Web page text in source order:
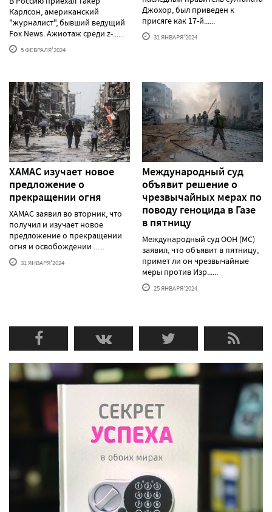
Карлсон, американский
"журналист", бывший ведущий
Fox News. Ажиотаж среди z-......
5 ФЕВРАЛЯ'2024
Джохор, был приведен к
присяге как 17-й......
31 ЯНВАРЯ'2024
ХАМАС изучает новое
предложение о
прекращении огня
ХАМАС заявил во вторник, что
получил и изучает новое
предложение о прекращении
огня и освобождении ......
31 ЯНВАРЯ'2024
Международный суд
объявит решение о
чрезвычайных мерах по
поводу геноцида в Газе
в пятницу
Международный суд ООН (МС)
заявил, что объявит в пятницу,
примет ли он чрезвычайные
меры против Изр......
25 ЯНВАРЯ'2024